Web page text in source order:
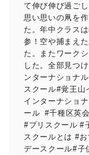
て伸び伸び過ご
思い思いの凧を
た。年中クラス
参！空や捕まえ
た。またワーク
した。全部見つ
ンターナショナ
スクール#覚王山
インターナショ
ール #千種区英
#プリスクール #
スクールとは #
デースクール#子